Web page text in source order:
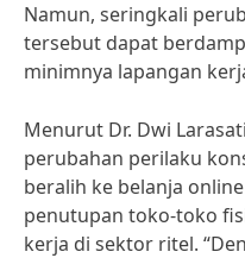
Namun, seringkali
tersebut dapat
minimnya lapangan
Menurut Dr. Dwi
perubahan perilaku
beralih ke belanja
penutupan toko-toko
kerja di sektor ritel.